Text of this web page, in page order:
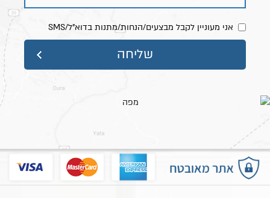
אני מעוניין לקבל מבצעים/הנחות/מתנות בדוא"ל/SMS